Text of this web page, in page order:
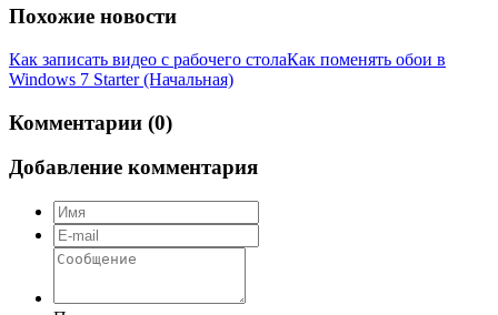
Похожие новости
Как записать видео с рабочего столаКак поменять обои в
Windows 7 Starter (Начальная)
Комментарии (0)
Добавление комментария